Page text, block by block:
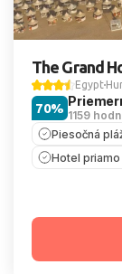
The Grand
Egypt
1159
70%
Piesočná
Hotel priamo